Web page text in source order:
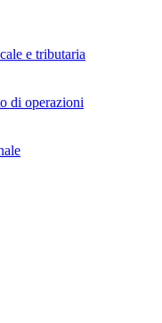
e tributaria
di operazioni